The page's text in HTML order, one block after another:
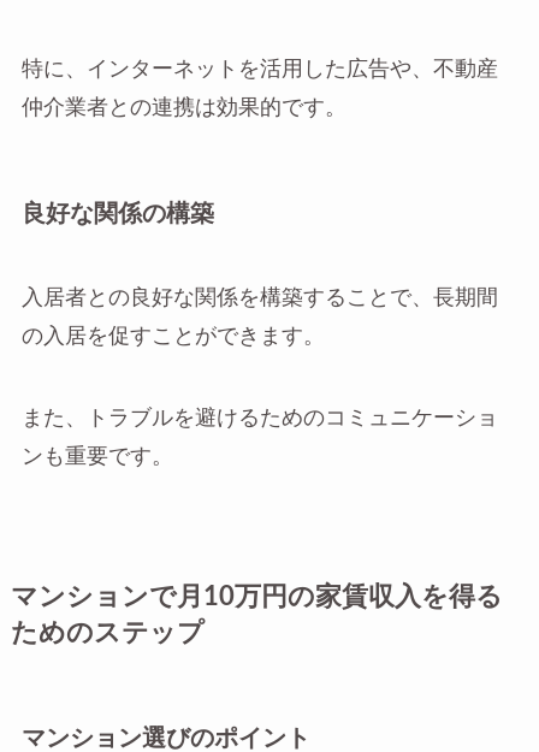
特に、インターネットを活用した広告や、不動産
仲介業者との連携は効果的です。
良好な関係の構築
入居者との良好な関係を構築することで、長期間
の入居を促すことができます。
また、トラブルを避けるためのコミュニケーショ
ンも重要です。
マンションで月10万円の家賃収入を得る
ためのステップ
マンション選びのポイント